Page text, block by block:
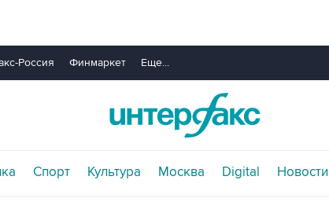
Россия Финмаркет Еще...
Спорт Культура Москва Digital Новости